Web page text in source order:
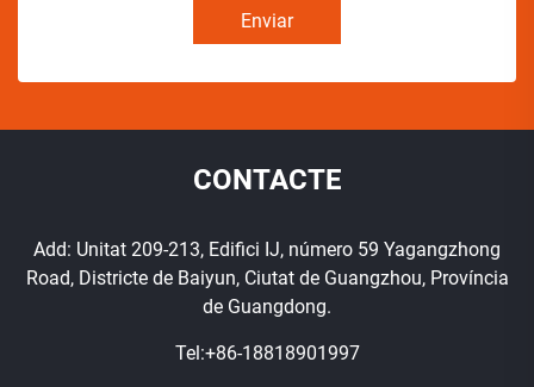
Enviar
CONTACTE
Add: Unitat 209-213, Edifici IJ, número 59 Yagangzhong
Road, Districte de Baiyun, Ciutat de Guangzhou, Província
de Guangdong.
Tel:+86-18818901997